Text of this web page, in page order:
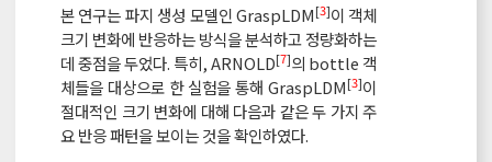
본 연구는 파지 생성 모델인 GraspLDM[3]이 객체
크기 변화에 반응하는 방식을 분석하고 정량화하는
데 중점을 두었다. 특히, ARNOLD[7]의 bottle 객
체들을 대상으로 한 실험을 통해 GraspLDM[3]이
절대적인 크기 변화에 대해 다음과 같은 두 가지 주
요 반응 패턴을 보이는 것을 확인하였다.